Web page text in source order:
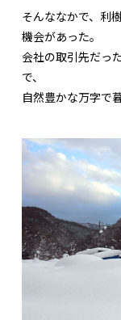
そんななかで、利
機会があった。
会社の取引先だっ
で、
自然豊かな万字で